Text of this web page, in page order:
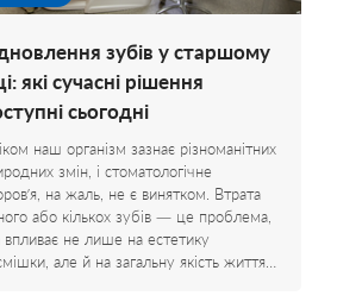
зубів у старшому
які сучасні рішення
сьогодні
наш організм зазнає різноманітних
змін, і стоматологічне
на жаль, не є винятком. Втрата
або кількох зубів — це проблема,
впливає не лише на естетику
але й на загальну якість життя…